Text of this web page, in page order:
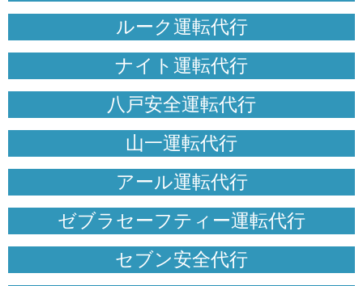
ルーク運転代行
ナイト運転代行
八戸安全運転代行
山一運転代行
アール運転代行
ゼブラセーフティー運転代行
セブン安全代行